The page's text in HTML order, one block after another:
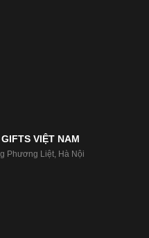
VIỆT NAM
Phương Liệt, Hà Nội